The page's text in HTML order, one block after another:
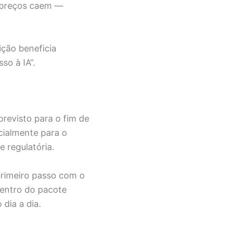
caem —
beneficia
à IA”.
para o fim de
para o
regulatória.
passo com o
do pacote
dia a dia.